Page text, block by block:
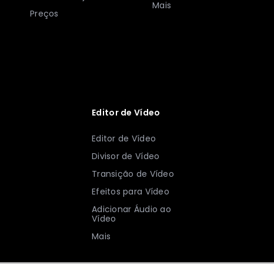
Preços
Mais
Editor de Vídeo
Editor de Vídeo
Divisor de Vídeo
Transição de Vídeo
Efeitos para Vídeo
Adicionar Áudio ao
Vídeo
Mais